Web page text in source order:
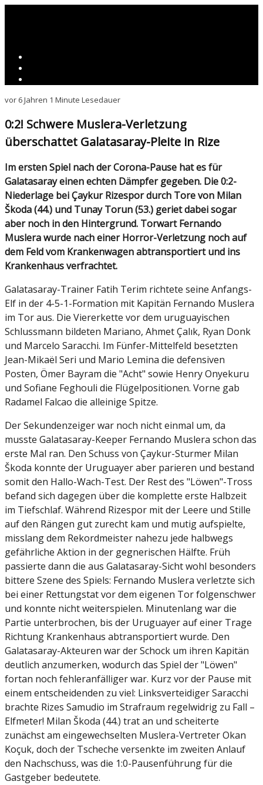
vor 6 Jahren 1 Minute Lesedauer
0:2! Schwere Muslera-Verletzung
überschattet Galatasaray-Pleite in Rize
Im ersten Spiel nach der Corona-Pause hat es für
Galatasaray einen echten Dämpfer gegeben. Die 0:2-
Niederlage bei Çaykur Rizespor durch Tore von Milan
Škoda (44.) und Tunay Torun (53.) geriet dabei sogar
aber noch in den Hintergrund. Torwart Fernando
Muslera wurde nach einer Horror-Verletzung noch auf
dem Feld vom Krankenwagen abtransportiert und ins
Krankenhaus verfrachtet.
Galatasaray-Trainer Fatih Terim richtete seine Anfangs-
Elf in der 4-5-1-Formation mit Kapitän Fernando Muslera
im Tor aus. Die Viererkette vor dem uruguayischen
Schlussmann bildeten Mariano, Ahmet Çalık, Ryan Donk
und Marcelo Saracchi. Im Fünfer-Mittelfeld besetzten
Jean-Mikaël Seri und Mario Lemina die defensiven
Posten, Ömer Bayram die "Acht" sowie Henry Onyekuru
und Sofiane Feghouli die Flügelpositionen. Vorne gab
Radamel Falcao die alleinige Spitze.
Der Sekundenzeiger war noch nicht einmal um, da
musste Galatasaray-Keeper Fernando Muslera schon das
erste Mal ran. Den Schuss von Çaykur-Sturmer Milan
Škoda konnte der Uruguayer aber parieren und bestand
somit den Hallo-Wach-Test. Der Rest des "Löwen"-Tross
befand sich dagegen über die komplette erste Halbzeit
im Tiefschlaf. Während Rizespor mit der Leere und Stille
auf den Rängen gut zurecht kam und mutig aufspielte,
misslang dem Rekordmeister nahezu jede halbwegs
gefährliche Aktion in der gegnerischen Hälfte. Früh
passierte dann die aus Galatasaray-Sicht wohl besonders
bittere Szene des Spiels: Fernando Muslera verletzte sich
bei einer Rettungstat vor dem eigenen Tor folgenschwer
und konnte nicht weiterspielen. Minutenlang war die
Partie unterbrochen, bis der Uruguayer auf einer Trage
Richtung Krankenhaus abtransportiert wurde. Den
Galatasaray-Akteuren war der Schock um ihren Kapitän
deutlich anzumerken, wodurch das Spiel der "Löwen"
fortan noch fehleranfälliger war. Kurz vor der Pause mit
einem entscheidenden zu viel: Linksverteidiger Saracchi
brachte Rizes Samudio im Strafraum regelwidrig zu Fall –
Elfmeter! Milan Škoda (44.) trat an und scheiterte
zunächst am eingewechselten Muslera-Vertreter Okan
Koçuk, doch der Tscheche versenkte im zweiten Anlauf
den Nachschuss, was die 1:0-Pausenführung für die
Gastgeber bedeutete.